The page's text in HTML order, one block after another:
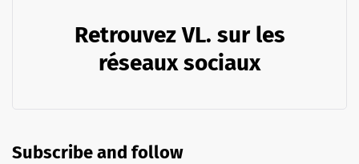
Retrouvez VL. sur les
réseaux sociaux
Subscribe and follow